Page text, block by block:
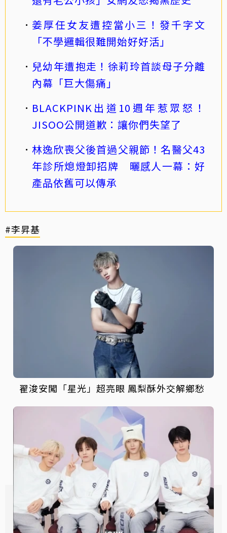
姜厚任女友遭控當小三！發千字文
「不學邏輯很難開始好好活」
兒幼年遭抱走！徐莉玲首談母子分離
內幕「巨大傷痛」
BLACKPINK出道10週年惹眾怒！
JISOO公開道歉：讓你們失望了
林逸欣喪父後首過父親節！名醫父43
年診所熄燈卸招牌 曬感人一幕：好
產品依舊可以傳承
#李昇基
翟浚安闖「星光」超亮眼 鳳梨酥外交解鄉愁